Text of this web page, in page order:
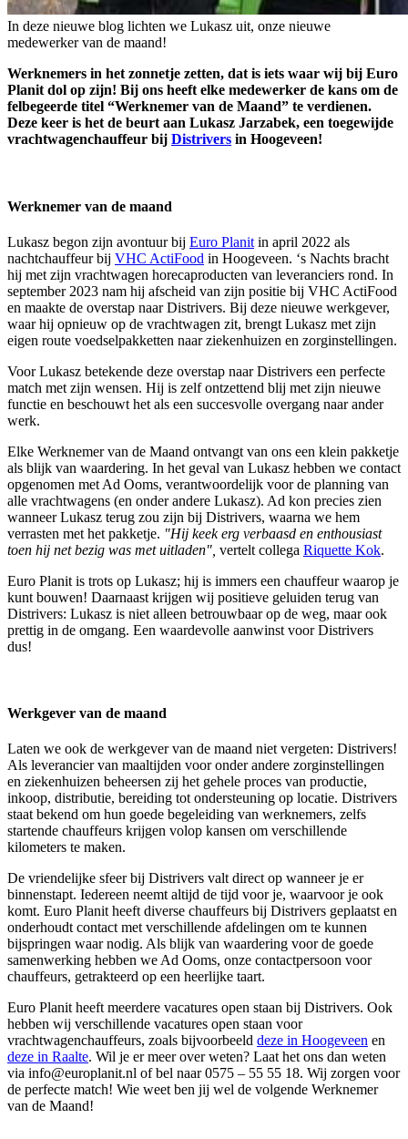
In deze nieuwe blog lichten we Lukasz uit, onze nieuwe
medewerker van de maand!
Werknemers in het zonnetje zetten, dat is iets waar wij bij Euro
Planit dol op zijn! Bij ons heeft elke medewerker de kans om de
felbegeerde titel “Werknemer van de Maand” te verdienen.
Deze keer is het de beurt aan Lukasz Jarzabek, een toegewijde
vrachtwagenchauffeur bij Distrivers in Hoogeveen!
Werknemer van de maand
Lukasz begon zijn avontuur bij Euro Planit in april 2022 als
nachtchauffeur bij VHC ActiFood in Hoogeveen. ‘s Nachts bracht
hij met zijn vrachtwagen horecaproducten van leveranciers rond. In
september 2023 nam hij afscheid van zijn positie bij VHC ActiFood
en maakte de overstap naar Distrivers. Bij deze nieuwe werkgever,
waar hij opnieuw op de vrachtwagen zit, brengt Lukasz met zijn
eigen route voedselpakketten naar ziekenhuizen en zorginstellingen.
Voor Lukasz betekende deze overstap naar Distrivers een perfecte
match met zijn wensen. Hij is zelf ontzettend blij met zijn nieuwe
functie en beschouwt het als een succesvolle overgang naar ander
werk.
Elke Werknemer van de Maand ontvangt van ons een klein pakketje
als blijk van waardering. In het geval van Lukasz hebben we contact
opgenomen met Ad Ooms, verantwoordelijk voor de planning van
alle vrachtwagens (en onder andere Lukasz). Ad kon precies zien
wanneer Lukasz terug zou zijn bij Distrivers, waarna we hem
verrasten met het pakketje. "Hij keek erg verbaasd en enthousiast
toen hij net bezig was met uitladen", vertelt collega Riquette Kok.
Euro Planit is trots op Lukasz; hij is immers een chauffeur waarop je
kunt bouwen! Daarnaast krijgen wij positieve geluiden terug van
Distrivers: Lukasz is niet alleen betrouwbaar op de weg, maar ook
prettig in de omgang. Een waardevolle aanwinst voor Distrivers
dus!
Werkgever van de maand
Laten we ook de werkgever van de maand niet vergeten: Distrivers!
Als leverancier van maaltijden voor onder andere zorginstellingen
en ziekenhuizen beheersen zij het gehele proces van productie,
inkoop, distributie, bereiding tot ondersteuning op locatie. Distrivers
staat bekend om hun goede begeleiding van werknemers, zelfs
startende chauffeurs krijgen volop kansen om verschillende
kilometers te maken.
De vriendelijke sfeer bij Distrivers valt direct op wanneer je er
binnenstapt. Iedereen neemt altijd de tijd voor je, waarvoor je ook
komt. Euro Planit heeft diverse chauffeurs bij Distrivers geplaatst en
onderhoudt contact met verschillende afdelingen om te kunnen
bijspringen waar nodig. Als blijk van waardering voor de goede
samenwerking hebben we Ad Ooms, onze contactpersoon voor
chauffeurs, getrakteerd op een heerlijke taart.
Euro Planit heeft meerdere vacatures open staan bij Distrivers. Ook
hebben wij verschillende vacatures open staan voor
vrachtwagenchauffeurs, zoals bijvoorbeeld deze in Hoogeveen en
deze in Raalte. Wil je er meer over weten? Laat het ons dan weten
via info@europlanit.nl of bel naar 0575 – 55 55 18. Wij zorgen voor
de perfecte match! Wie weet ben jij wel de volgende Werknemer
van de Maand!